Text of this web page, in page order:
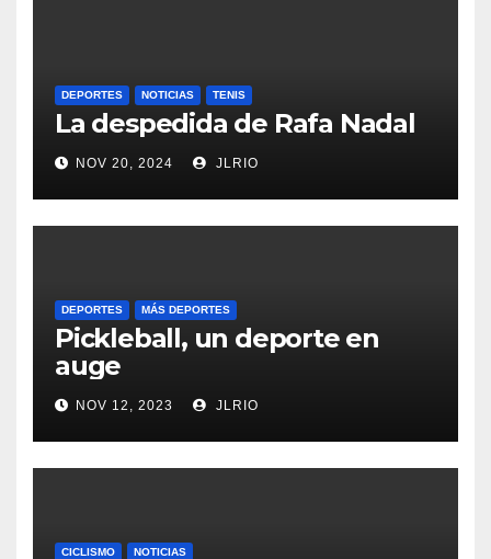
DEPORTES NOTICIAS TENIS
La despedida de Rafa Nadal
NOV 20, 2024 JLRIO
DEPORTES MÁS DEPORTES
Pickleball, un deporte en
auge
NOV 12, 2023 JLRIO
CICLISMO NOTICIAS